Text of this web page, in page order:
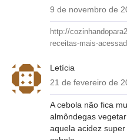
9 de novembro de
http://
receitas-mais-
Letícia
21 de fevereiro de
A cebola não fica
almôndegas
aquela acidez